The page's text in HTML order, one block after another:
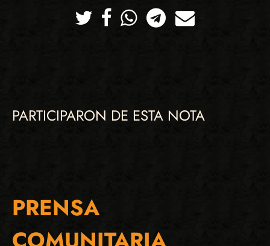
TwitterFacebookWhatsappTelegramCorreo
PARTICIPARON DE ESTA NOTA
PRENSA